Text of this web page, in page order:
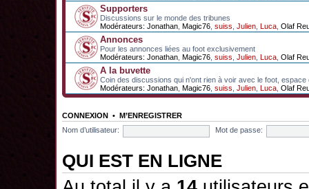
Supporters
Discussions sur le monde des tribunes
Modérateurs: Jonathan Magic76 suiss Julien Luca Olaf
Annonces
Pour les annonces liées au foot exclusivement
Modérateurs: Jonathan Magic76 suiss Julien Luca Olaf
A la buvette
Coin des discussions qui n'ont rien à voir avec le foot, espace
Modérateurs: Jonathan Magic76 suiss Julien Luca Olaf
CONNEXION • M’ENREGISTRER
Nom d’utilisateur:
Mot de passe:
QUI EST EN LIGNE